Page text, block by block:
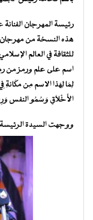
رئيسة المهرجان
هذه النسخة من مهرجان
للثقافة في العالم
اسم على علم ورمز من
لِمَا لِهَذا الاسم مِن
الأَخْلاَقِ وَسُمُو النفس
ووجهت السيدة